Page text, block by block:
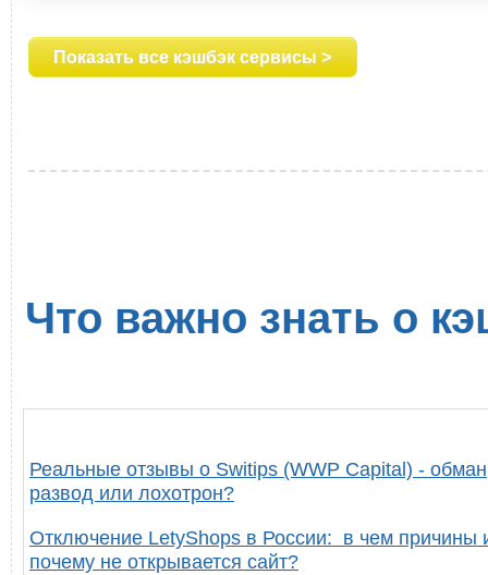
Показать все кэшбэк сервисы >
Что важно знать о
Реальные отзывы о Switips (WWP Capital) -
развод или лохотрон?
Отключение LetyShops в России: в чем причины
почему не открывается сайт?